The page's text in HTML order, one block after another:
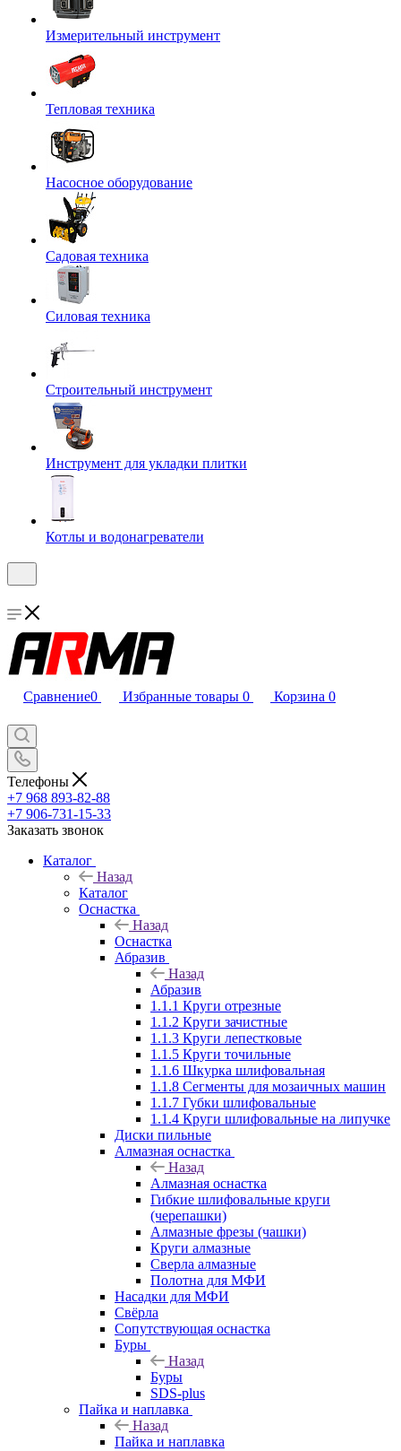
Измерительный инструмент
Тепловая техника
Насосное оборудование
Садовая техника
Силовая техника
Строительный инструмент
Инструмент для укладки плитки
Котлы и водонагреватели
Сравнение0 Избранные товары 0 Корзина 0
Телефоны
+7 968 893-82-88
+7 906-731-15-33
Заказать звонок
Каталог
Назад
Каталог
Оснастка
Назад
Оснастка
Абразив
Назад
Абразив
1.1.1 Круги отрезные
1.1.2 Круги зачистные
1.1.3 Круги лепестковые
1.1.5 Круги точильные
1.1.6 Шкурка шлифовальная
1.1.8 Сегменты для мозаичных машин
1.1.7 Губки шлифовальные
1.1.4 Круги шлифовальные на липучке
Диски пильные
Алмазная оснастка
Назад
Алмазная оснастка
Гибкие шлифовальные круги
(черепашки)
Алмазные фрезы (чашки)
Круги алмазные
Сверла алмазные
Полотна для МФИ
Насадки для МФИ
Свёрла
Сопутствующая оснастка
Буры
Назад
Буры
SDS-plus
Пайка и наплавка
Назад
Пайка и наплавка